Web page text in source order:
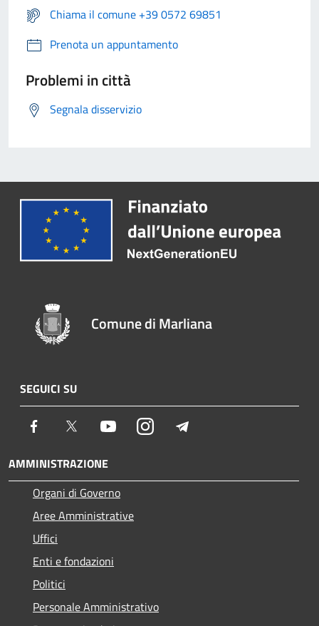
Chiama il comune +39 0572 69851
Prenota un appuntamento
Problemi in città
Segnala disservizio
Comune di Marliana
SEGUICI SU
Facebook Twitter YoutubeInstagram
AMMINISTRAZIONE
Organi di Governo
Aree Amministrative
Uffici
Enti e fondazioni
Politici
Personale Amministrativo